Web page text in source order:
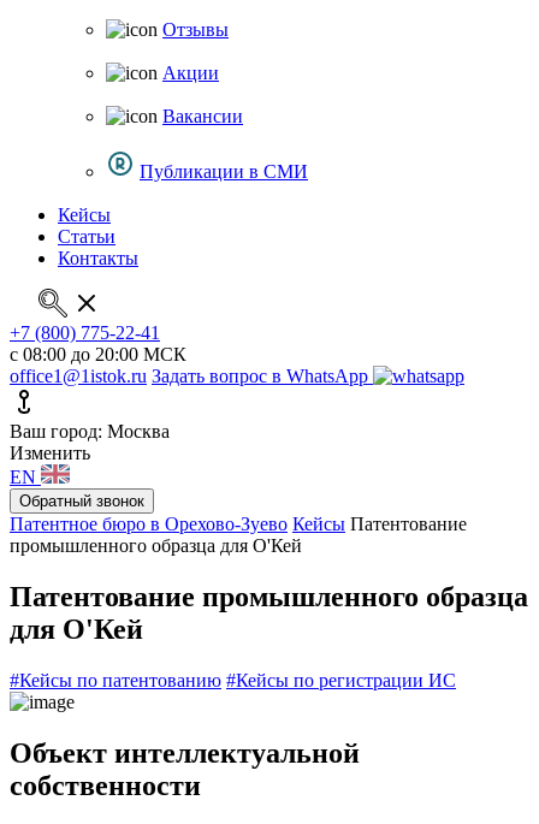
Отзывы
Акции
Вакансии
Публикации в СМИ
Кейсы
Статьи
Контакты
+7 (800) 775-22-41
с 08:00 до 20:00 МСК
office1@1istok.ru Задать вопрос в WhatsApp
Ваш город: Москва
Изменить
EN
Обратный звонок
Патентное бюро в Орехово-Зуево Кейсы Патентование
промышленного образца для О'Кей
Патентование промышленного образца
для О'Кей
#Кейсы по патентованию #Кейсы по регистрации ИС
Объект интеллектуальной
собственности